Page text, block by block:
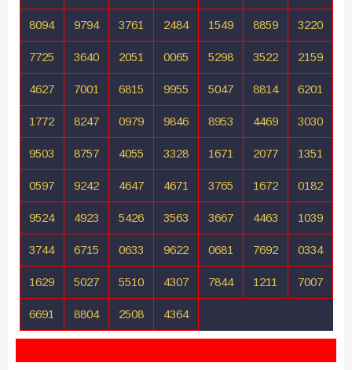
8094 9794 3761 2484 1549 8859 3220
7725 3640 2051 0065 5298 3522 2159
4627 7001 6815 9955 5047 8814 6201
1772 8247 0979 9846 8953 4469 3030
9503 8757 4055 3328 1671 2077 1351
0597 9242 4647 4671 3765 1672 0182
9524 4923 5426 3563 3667 4463 1039
3744 6715 0633 9622 0681 7692 0334
1629 5027 5510 4307 7844 1211 7007
6691 8804 2508 4364